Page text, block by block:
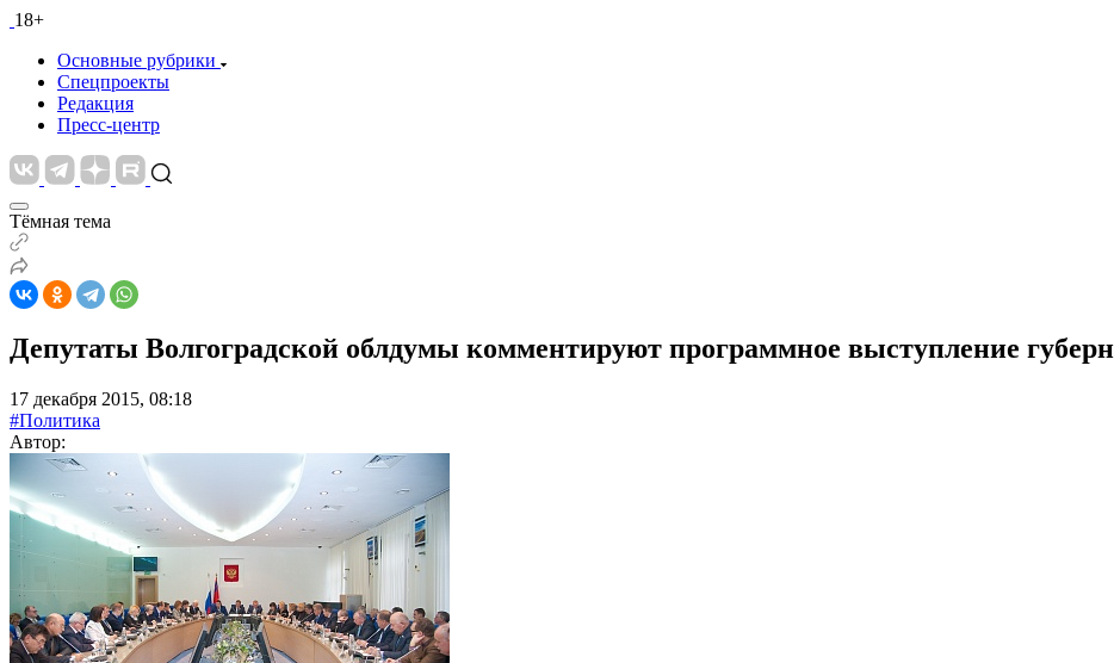
18+
Основные рубрики
Спецпроекты
Редакция
Пресс-центр
Тёмная тема
Депутаты Волгоградской облдумы комментируют программное выступление
17 декабря 2015, 08:18
#Политика
Автор: